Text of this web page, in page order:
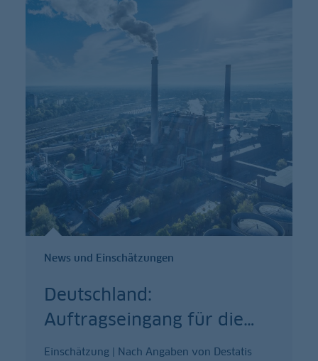
News und Einschätzungen
Deutschland:
Auftragseingang für die…
Einschätzung | Nach Angaben von Destatis